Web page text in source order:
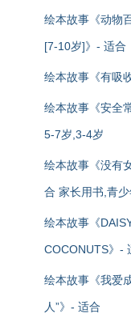
绘本故事《动物
[7-10岁]》- 适合
绘本故事《有吸
绘本故事《安全
5-7岁,3-4岁
绘本故事《没有
合 家长用书,青
绘本故事《
COCONUTS》-
绘本故事《我爱
人”》- 适合